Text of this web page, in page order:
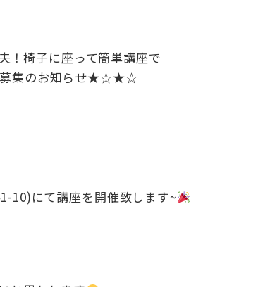
！椅子に座って簡単講座で
募集のお知らせ★☆★☆
10)にて講座を開催致します~